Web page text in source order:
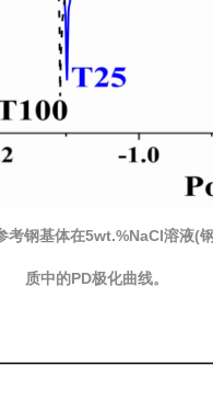
考钢基体在5wt.%NaCl溶液(
质中的PD极化曲线。